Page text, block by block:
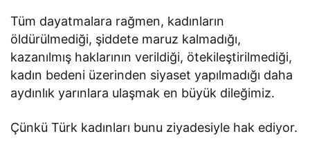
Tüm dayatmalara rağmen, kadınların
öldürülmediği, şiddete maruz kalmadığı,
kazanılmış haklarının verildiği, ötekileştirilmediği,
kadın bedeni üzerinden siyaset yapılmadığı daha
aydınlık yarınlara ulaşmak en büyük dileğimiz.
Çünkü Türk kadınları bunu ziyadesiyle hak ediyor.